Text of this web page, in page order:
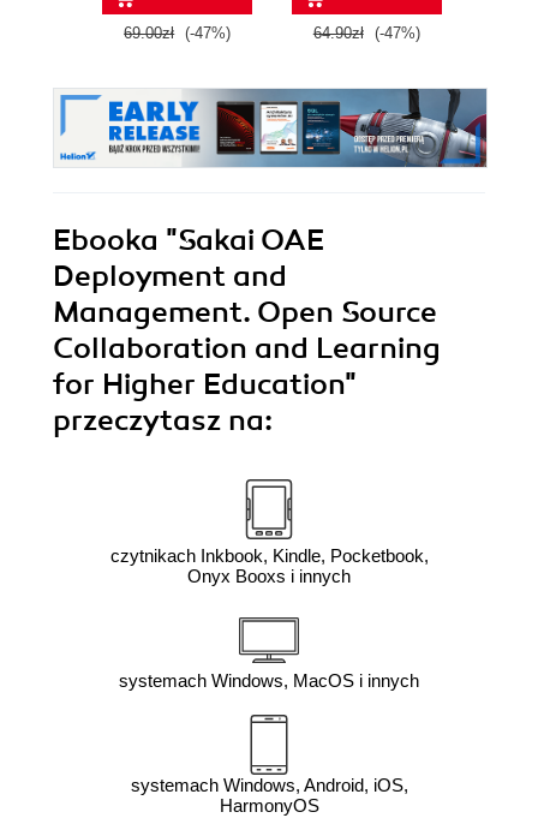
69.00zł (-47%) 64.90zł (-47%)
Ebooka "Sakai OAE
Deployment and
Management. Open Source
Collaboration and Learning
for Higher Education"
przeczytasz na:
czytnikach Inkbook, Kindle, Pocketbook,
Onyx Booxs i innych
systemach Windows, MacOS i innych
systemach Windows, Android, iOS,
HarmonyOS